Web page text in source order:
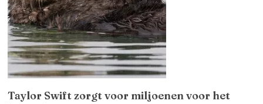
Taylor Swift zorgt voor miljoenen voor het